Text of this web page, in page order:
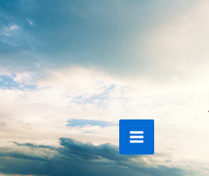
Ir
al
contenido
Main